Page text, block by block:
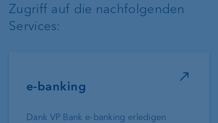
Zugriff auf die nachfolgenden
Services:
e-banking
Dank VP Bank e-banking erledigen